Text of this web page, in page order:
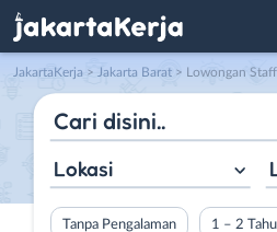
JakartaKerja > Jakarta Barat > Lowongan
Lokasi
Tanpa Pengalaman 1 – 2